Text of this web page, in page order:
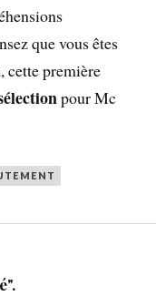
que vous êtes
cette première
pour Mc